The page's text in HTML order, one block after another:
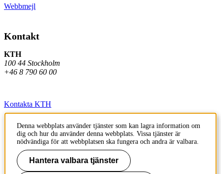
Webbmejl
Kontakt
KTH
100 44 Stockholm
+46 8 790 60 00
Kontakta KTH
Jobba på KTH
Press och media
Faktura och betalning KTH
Denna webbplats använder tjänster som kan lagra information om
dig och hur du använder denna webbplats. Vissa tjänster är
nödvändiga för att webbplatsen ska fungera och andra är valbara.
Hantera valbara tjänster